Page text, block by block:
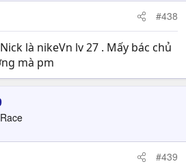
#438
là nikeVn lv 27 . Mấy bác chủ
mà pm
#439